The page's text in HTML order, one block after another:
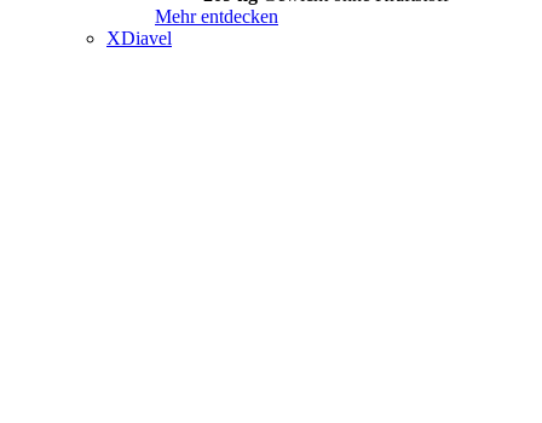
Mehr entdecken
XDiavel